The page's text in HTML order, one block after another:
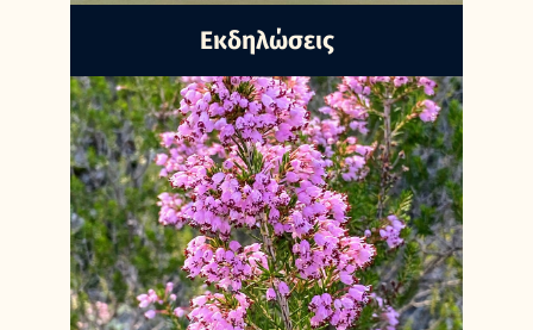
Εκδηλώσεις